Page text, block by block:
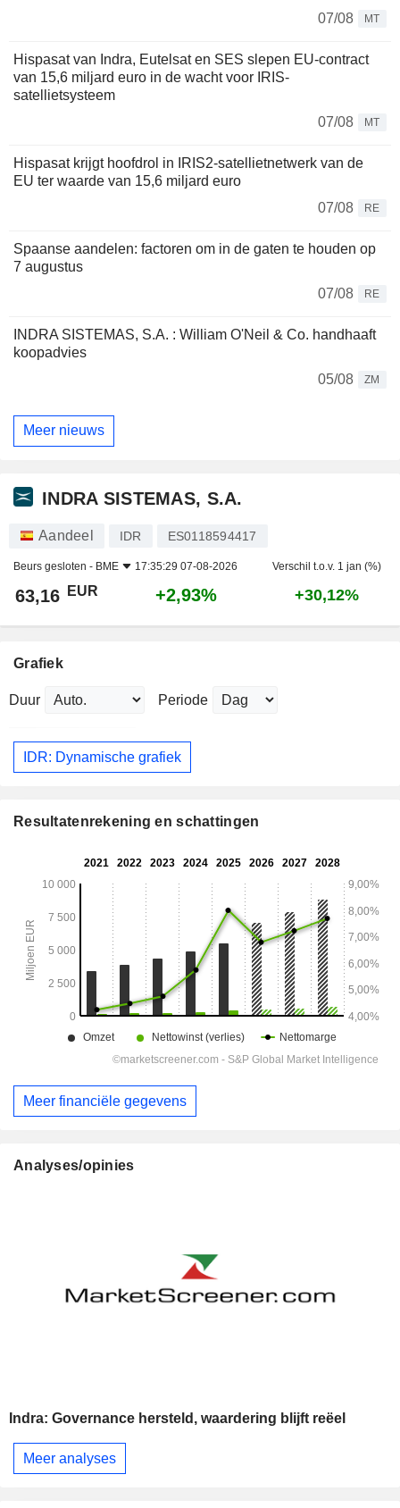
07/08 MT
Hispasat van Indra, Eutelsat en SES slepen EU-contract
van 15,6 miljard euro in de wacht voor IRIS-
satellietsysteem
07/08
MT
Hispasat krijgt hoofdrol in IRIS2-satellietnetwerk van de
EU ter waarde van 15,6 miljard euro
07/08
RE
Spaanse aandelen: factoren om in de gaten te houden op
7 augustus
07/08
RE
INDRA SISTEMAS, S.A. : William O'Neil & Co. handhaaft
koopadvies
05/08
ZM
Meer nieuws
INDRA SISTEMAS, S.A.
Aandeel IDR ES0118594417
Beurs gesloten - BME 17:35:29 07-08-2026 Verschil t.o.v. 1 jan (%)
63,16 EUR +2,93% +30,12%
Grafiek
Duur Periode
IDR: Dynamische grafiek
Resultatenrekening en schattingen
Meer financiële gegevens
Analyses/opinies
Indra: Governance hersteld, waardering blijft reëel
Meer analyses